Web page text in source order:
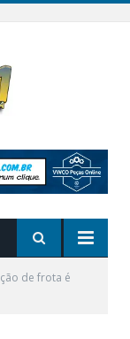
de frota é